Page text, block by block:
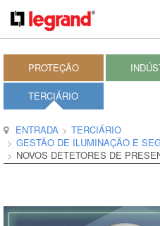
PROTEÇÃO
TERCIÁRIO
ENTRADA
TERCIÁRIO
GESTÃO DE ILUMINAÇÃO E
NOVOS DETETORES DE